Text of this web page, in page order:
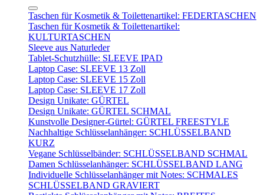
Taschen für Kosmetik & Toilettenartikel: FEDERTASCHEN
Taschen für Kosmetik & Toilettenartikel:
KULTURTASCHEN
Sleeve aus Naturleder
Tablet-Schutzhülle: SLEEVE IPAD
Laptop Case: SLEEVE 13 Zoll
Laptop Case: SLEEVE 15 Zoll
Laptop Case: SLEEVE 17 Zoll
Design Unikate: GÜRTEL
Design Unikate: GÜRTEL SCHMAL
Kunstvolle Designer-Gürtel: GÜRTEL FREESTYLE
Nachhaltige Schlüsselanhänger: SCHLÜSSELBAND
KURZ
Vegane Schlüsselbänder: SCHLÜSSELBAND SCHMAL
Damen Schlüsselanhänger: SCHLÜSSELBAND LANG
Individuelle Schlüsselanhänger mit Notes: SCHMALES
SCHLÜSSELBAND GRAVIERT